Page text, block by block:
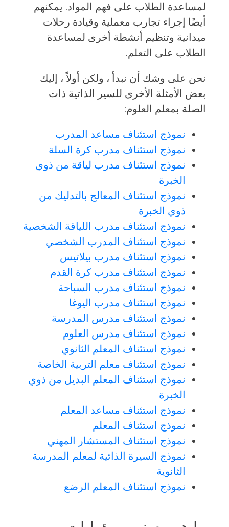
لمساعدة الطلاب على فهم المواد. يمكنهم
أيضًا إجراء تجارب معملية وقيادة رحلات
ميدانية وتنظيم أنشطة أخرى لمساعدة
الطلاب على التعلم.
نحن على وشك أن نبدأ ، ولكن أولاً ، إليك
بعض الأمثلة الأخرى للسير الذاتية ذات
الصلة بمعلم العلوم:
نموذج استئناف مساعد المدرب
نموذج استئناف مدرب كرة السلة
نموذج استئناف مدرب لياقة من ذوي
الخبرة
نموذج استئناف المعالج بالتدليك من
ذوي الخبرة
نموذج استئناف مدرب اللياقة الشخصية
نموذج استئناف المدرب الشخصي
نموذج استئناف مدرب بيلاتيس
نموذج استئناف مدرب كرة القدم
نموذج استئناف مدرب السباحة
نموذج استئناف مدرب اليوغا
نموذج استئناف مدرس المدرسة
نموذج استئناف مدرس العلوم
نموذج استئناف المعلم الثانوي
نموذج استئناف معلم التربية الخاصة
نموذج استئناف المعلم البديل من ذوي
الخبرة
نموذج استئناف مساعد المعلم
نموذج استئناف المعلم
نموذج استئناف المستشار المهني
نموذج السيرة الذاتية لمعلم المدرسة
الثانوية
نموذج استئناف المعلم الرضع